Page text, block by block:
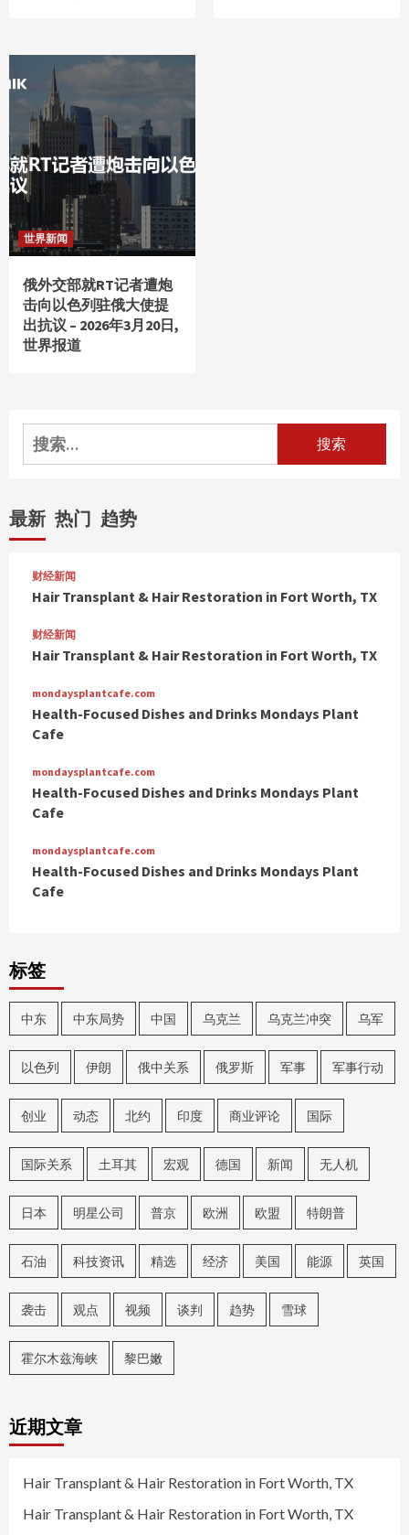
世界新闻
俄外交部就RT记者遭炮
击向以色列驻俄大使提
出抗议 – 2026年3月20日,
世界报道
搜
索：
最新 热门 趋势
财经新闻
Hair Transplant & Hair Restoration in Fort Worth, TX
财经新闻
Hair Transplant & Hair Restoration in Fort Worth, TX
mondaysplantcafe.com
Health-Focused Dishes and Drinks Mondays Plant
Cafe
mondaysplantcafe.com
Health-Focused Dishes and Drinks Mondays Plant
Cafe
mondaysplantcafe.com
Health-Focused Dishes and Drinks Mondays Plant
Cafe
标签
中东 中东局势 中国 乌克兰 乌克兰冲突 乌军
以色列 伊朗 俄中关系 俄罗斯 军事 军事行动
创业 动态 北约 印度 商业评论 国际
国际关系 土耳其 宏观 德国 新闻 无人机
日本 明星公司 普京 欧洲 欧盟 特朗普
石油 科技资讯 精选 经济 美国 能源 英国
袭击 观点 视频 谈判 趋势 雪球
霍尔木兹海峡 黎巴嫩
近期文章
Hair Transplant & Hair Restoration in Fort Worth, TX
Hair Transplant & Hair Restoration in Fort Worth, TX